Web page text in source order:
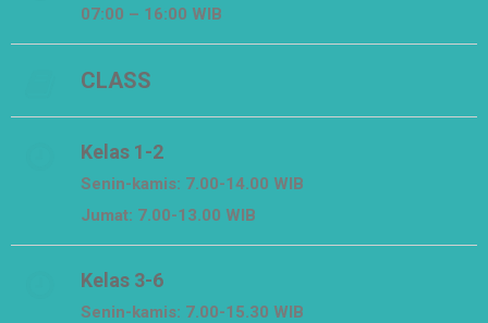
07:00 – 16:00 WIB
CLASS
Kelas 1-2
Senin-kamis: 7.00-14.00 WIB
Jumat: 7.00-13.00 WIB
Kelas 3-6
Senin-kamis: 7.00-15.30 WIB